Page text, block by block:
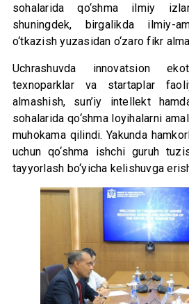
sohalarida qo‘shma ilmiy
shuningdek, birgalikda ilmiy-
o‘tkazish yuzasidan o‘zaro fikr
Uchrashuvda innovatsion
texnoparklar va startaplar
almashish, sun’iy intellekt
sohalarida qo‘shma loyihalarni
muhokama qilindi. Yakunda
uchun qo‘shma ishchi guruh
tayyorlash bo‘yicha kelishuvga